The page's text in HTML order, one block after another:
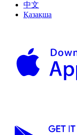
中文
Қазақша